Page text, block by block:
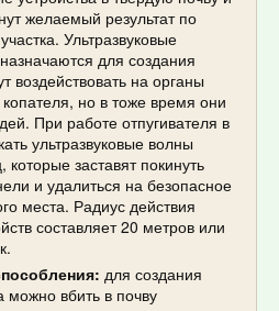
желаемый результат по
Ультразвуковые
для создания
воздействовать на органы
копателя, но в тоже время они
При работе отпугивателя в
ультразвуковые волны
заставят покинуть
и удалиться на безопасное
места. Радиус действия
составляет 20 метров или
для создания
вбить в почву